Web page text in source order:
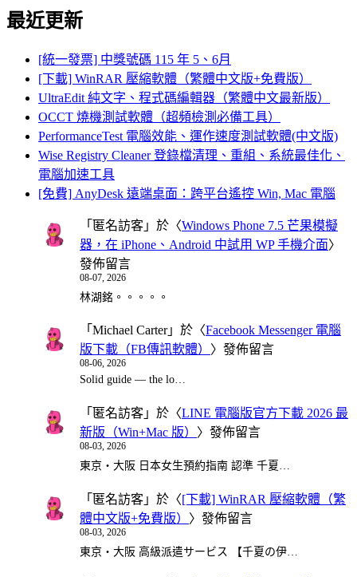
最近更新
[統一發票] 中獎號碼 115 年 5、6月
[下載] WinRAR 壓縮軟體（繁體中文版+免費版）
UltraEdit 純文字、程式碼編輯器（繁體中文最新版）
OCCT 燒機測試軟體（超頻檢測必備工具）
PerformanceTest 電腦效能、運作速度測試軟體(中文版)
Wise Registry Cleaner 登錄檔清理、重組、系統最佳化、
電腦加速工具
[免費] AnyDesk 遠端桌面：跨平台遙控 Win, Mac 電腦
「 匿名訪客 」於〈Windows Phone 7.5 芒果模擬
器，在 iPhone、Android 中試用 WP 手機介面〉
發佈留言
08-07, 2026
林湖銘。。。。。
「 Michael Carter」於〈Facebook Messenger 電腦
版下載（FB傳訊軟體） 〉發佈留言
08-06, 2026
Solid guide — the lo…
「 匿名訪客 」於〈LINE 電腦版官方下載 2026 最
新版（Win+Mac 版） 〉發佈留言
08-03, 2026
東京・大阪 日本女生預約指南 認準 千夏…
「 匿名訪客 」於〈[下載] WinRAR 壓縮軟體（繁
體中文版+免費版） 〉發佈留言
08-03, 2026
東京・大阪 高級派遣サービス 【千夏の伊…